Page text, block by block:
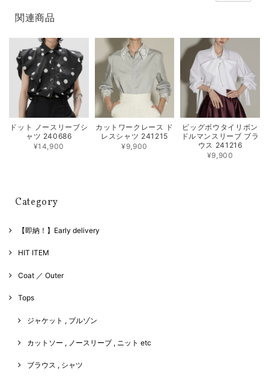
関連商品
ドット ノースリーブシ
ャツ 240686
¥14,900
カットワークレース ド
レスシャツ 241215
¥9,900
ビッグボウタイリボン
ドルマンスリーブ ブラ
ウス 241216
¥9,900
Category
【即納！】Early delivery
HIT ITEM
Coat ／ Outer
Tops
ジャケット , ブルゾン
カットソー , ノースリーブ , ニット etc
ブラウス , シャツ